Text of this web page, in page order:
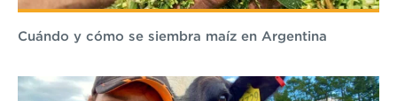
Cuándo y cómo se siembra maíz en Argentina